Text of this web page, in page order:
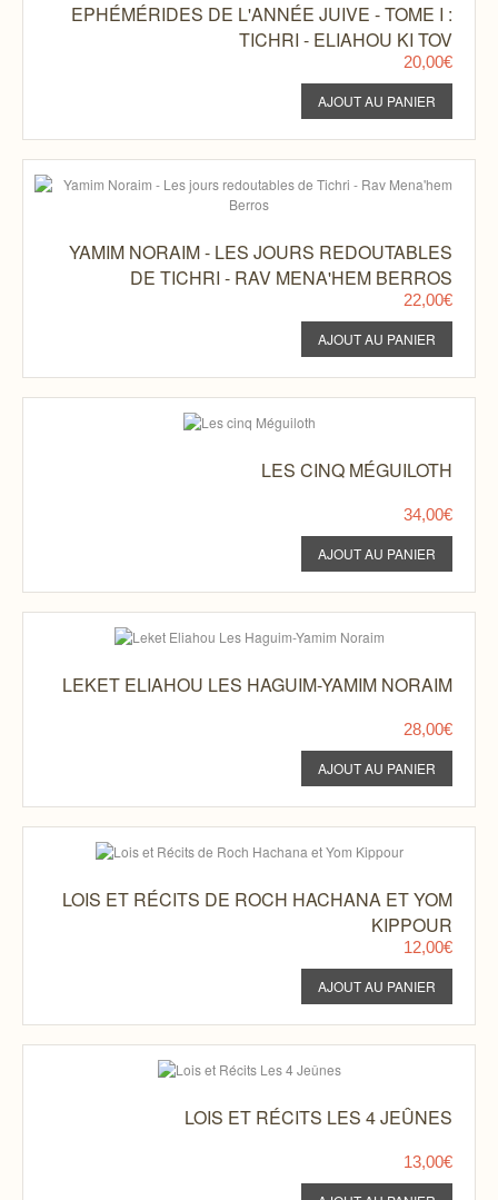
EPHÉMÉRIDES DE L'ANNÉE JUIVE - TOME I :
TICHRI - ELIAHOU KI TOV
20,00€
YAMIM NORAIM - LES JOURS REDOUTABLES
DE TICHRI - RAV MENA'HEM BERROS
22,00€
LES CINQ MÉGUILOTH
34,00€
LEKET ELIAHOU LES HAGUIM-YAMIM NORAIM
28,00€
LOIS ET RÉCITS DE ROCH HACHANA ET YOM
KIPPOUR
12,00€
LOIS ET RÉCITS LES 4 JEÛNES
13,00€